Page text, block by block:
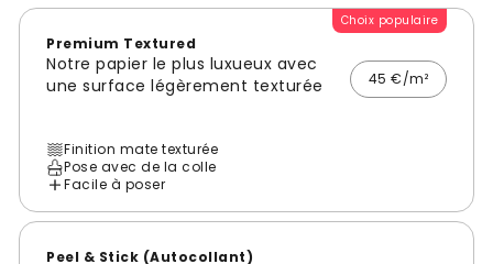
Choix populaire
Premium Textured
Notre papier le plus luxueux avec
une surface légèrement texturée
45 €/m²
Finition mate texturée
Pose avec de la colle
Facile à poser
Peel & Stick (Autocollant)